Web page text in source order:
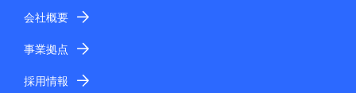
会社概要
事業拠点
採用情報